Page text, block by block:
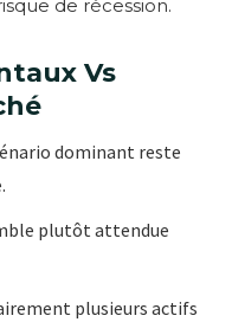
de récession.
Vs
dominant reste
plutôt attendue
plusieurs actifs